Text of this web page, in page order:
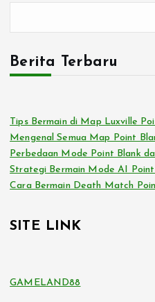
Berita Terbaru
Tips Bermain di Map Luxville
Mengenal Semua Map Point
Perbedaan Mode Point Blank
Strategi Bermain Mode AI Point
Cara Bermain Death Match
SITE LINK
GAMELAND88